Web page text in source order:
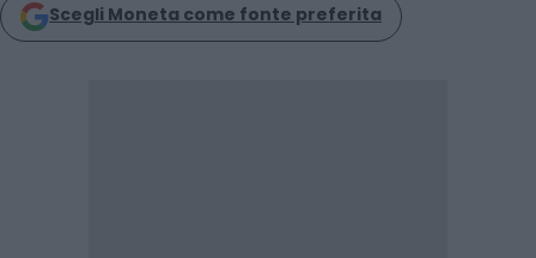
Scegli Moneta come fonte preferita